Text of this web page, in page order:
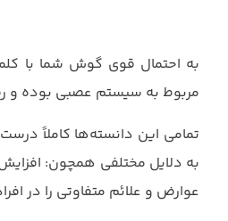
به احتمال قوی گوش شما با
مربوط به سیستم عصبی بوده و
تمامی این دانسته‌ها کاملاً
به دلایل مختلفی همچون:
عوارض و علائم متفاوتی را در